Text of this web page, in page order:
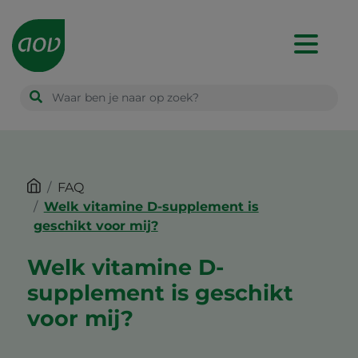
Main
navigation
FAQ
Welk vitamine D-supplement is
geschikt voor mij?
Welk vitamine D-
supplement is geschikt
voor mij?